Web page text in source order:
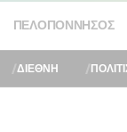
ΠΕΛΟΠΌΝΝΗΣΟΣ
ΔΙΕΘΝΗ